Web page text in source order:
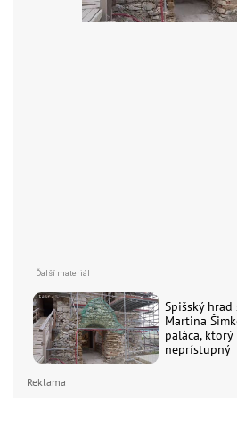
Spišský
Martina
paláca,
neprístupný
Reklama